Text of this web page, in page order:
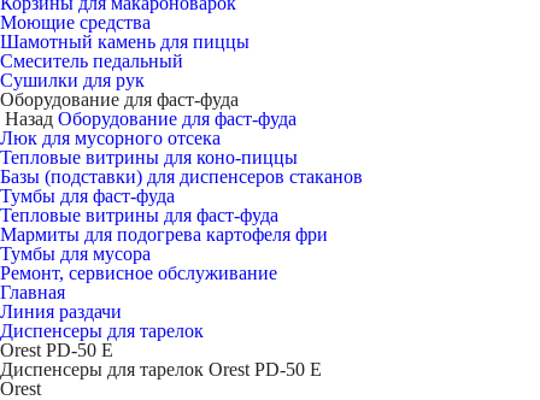
Моющие средства
Шамотный камень для пиццы
Смеситель педальный
Сушилки для рук
Оборудование для фаст-фуда
Назад Оборудование для фаст-фуда
Люк для мусорного отсека
Тепловые витрины для коно-пиццы
Базы (подставки) для диспенсеров стаканов
Тумбы для фаст-фуда
Тепловые витрины для фаст-фуда
Мармиты для подогрева картофеля фри
Тумбы для мусора
Ремонт, сервисное обслуживание
Главная
Линия раздачи
Диспенсеры для тарелок
Orest PD-50 Е
Диспенсеры для тарелок Orest PD-50 Е
Orest